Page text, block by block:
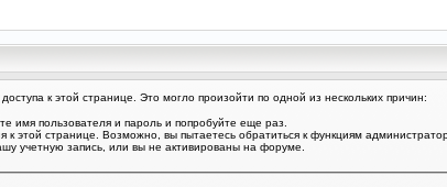
к этой странице. Это могло произойти по одной из нескольких причин:
имя пользователя и пароль и попробуйте еще раз.
к этой странице. Возможно, вы пытаетесь обратиться к функциям
учетную запись, или вы не активированы на форуме.